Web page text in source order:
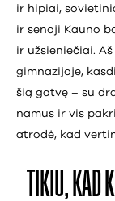
ir hipiai,
ir senoji Kauno
ir užsieniečiai.
gimnazijoje,
šią gatvę – su
namus ir vis
atrodė, kad
TIKIU,